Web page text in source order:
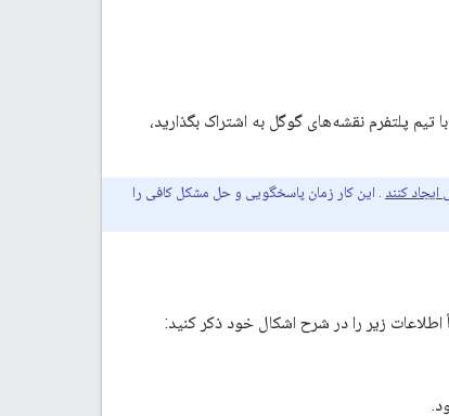
پلتفرم نقشه‌های گوگل به اشتراک بگذارید،
ایجاد کنند . این کار زمان پاسخگویی و حل مشکل کافی را